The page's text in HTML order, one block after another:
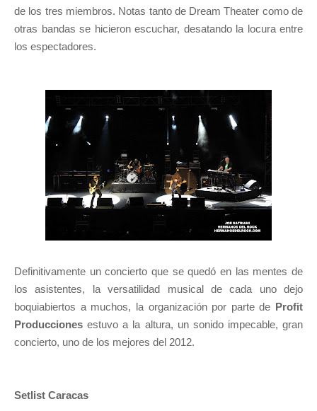
de los tres miembros. Notas tanto de Dream Theater como de
otras bandas se hicieron escuchar, desatando la locura entre
los espectadores.
Definitivamente un concierto que se quedó en las mentes de
los asistentes, la versatilidad musical de cada uno dejo
boquiabiertos a muchos, la organización por parte de Profit
Producciones estuvo a la altura, un sonido impecable, gran
concierto, uno de los mejores del 2012.
Setlist Caracas